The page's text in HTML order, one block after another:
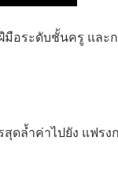
มือระดับชั้นครู และ
ดล้ำค่าไปยัง แฟร